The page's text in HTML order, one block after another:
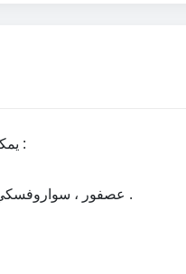
LAVIUS يمكن أن توفر لك مجموعة متنوعة من خيارات مخصصة لإكمال المباراة التي تحتاج إليها :
2 . المواد المعدنية : مثل الحديد ، سبائك الزنك ، والنحاس الأصفر ، الخ : كريستال ، مثل K9 ، عصفور ، سواروفسكي .